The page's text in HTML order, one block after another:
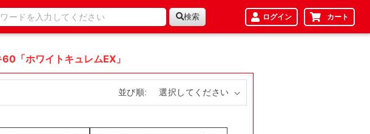
検索 ログイン カート
「ホワイトキュレムEX」
並び順: